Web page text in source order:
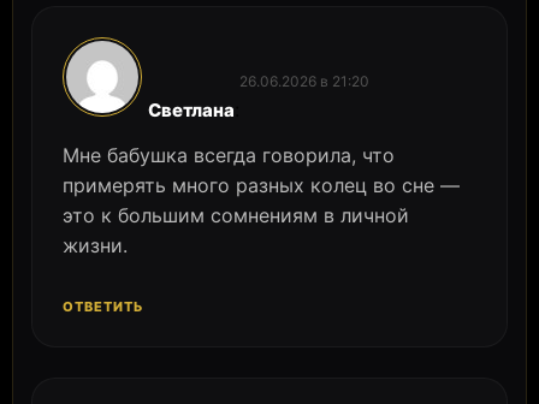
Светлана
26.06.2026 в 21:20
Мне бабушка всегда говорила, что
примерять много разных колец во сне —
это к большим сомнениям в личной
жизни.
ОТВЕТИТЬ